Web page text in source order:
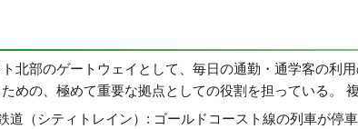
北部のゲートウェイとして、毎日の通勤・通学客の利
めの、極めて重要な拠点としての役割を担っている。
道（シティトレイン）: ゴールドコースト線の列車が停車